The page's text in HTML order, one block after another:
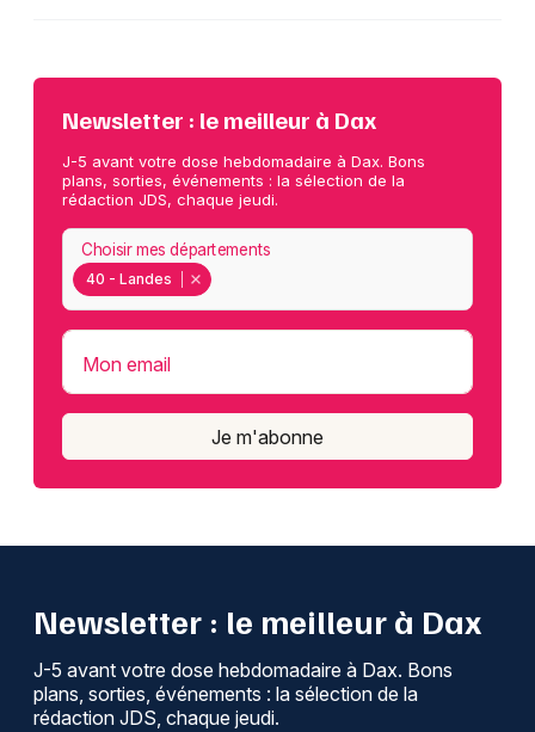
Newsletter : le meilleur à Dax
J-5 avant votre dose hebdomadaire à Dax. Bons
plans, sorties, événements : la sélection de la
rédaction JDS, chaque jeudi.
40 - Landes
Choisir mes départements
Mon email
Je m'abonne
Newsletter : le meilleur à Dax
J-5 avant votre dose hebdomadaire à Dax. Bons
plans, sorties, événements : la sélection de la
rédaction JDS, chaque jeudi.